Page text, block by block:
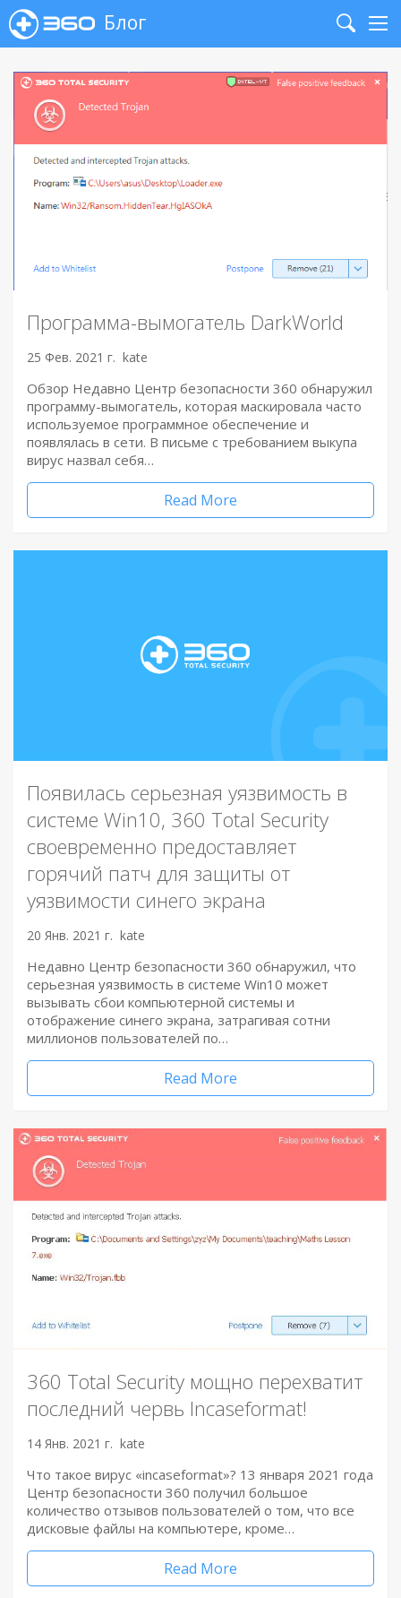
Блог
Search
Программа-вымогатель DarkWorld
25 Фев. 2021 г. kate
Обзор Недавно Центр безопасности 360 обнаружил
программу-вымогатель, которая маскировала часто
используемое программное обеспечение и
появлялась в сети. В письме с требованием выкупа
вирус назвал себя…
Read More
Появилась серьезная уязвимость в
системе Win10, 360 Total Security
своевременно предоставляет
горячий патч для защиты от
уязвимости синего экрана
20 Янв. 2021 г. kate
Недавно Центр безопасности 360 обнаружил, что
серьезная уязвимость в системе Win10 может
вызывать сбои компьютерной системы и
отображение синего экрана, затрагивая сотни
миллионов пользователей по…
Read More
360 Total Security мощно перехватит
последний червь Incaseformat!
14 Янв. 2021 г. kate
Что такое вирус «incaseformat»? 13 января 2021 года
Центр безопасности 360 получил большое
количество отзывов пользователей о том, что все
дисковые файлы на компьютере, кроме…
Read More